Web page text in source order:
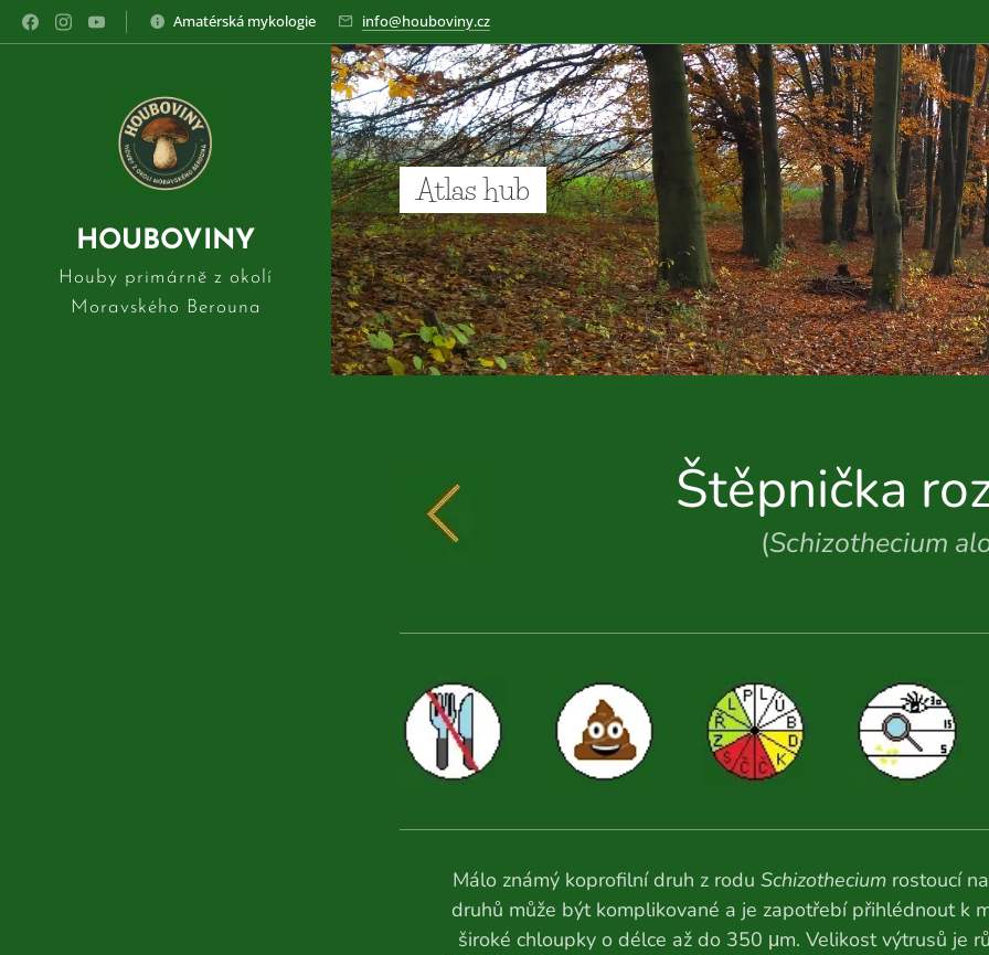
Amatérská mykologie info@houboviny.cz
HOUBOVINY
Houby primárně z okolí
Moravského Berouna
Atlas hub
Štěpnička
(Schizothecium
Málo známý koprofilní druh z rodu Schizotheciumrostoucí
druhů může být komplikované a je zapotřebí přihlédnout k
široké chloupky o délce až do 350 μm. Velikost výtrusů je